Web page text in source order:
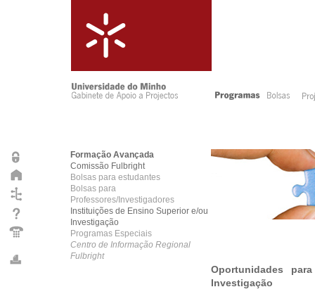
Formação Avançada
Comissão Fulbright
Bolsas para estudantes
Bolsas para
Professores/Investigadores
Instituições de Ensino Superior e/ou
Investigação
Programas Especiais
Centro de Informação Regional
Fulbright
Oportunidades
Investigação